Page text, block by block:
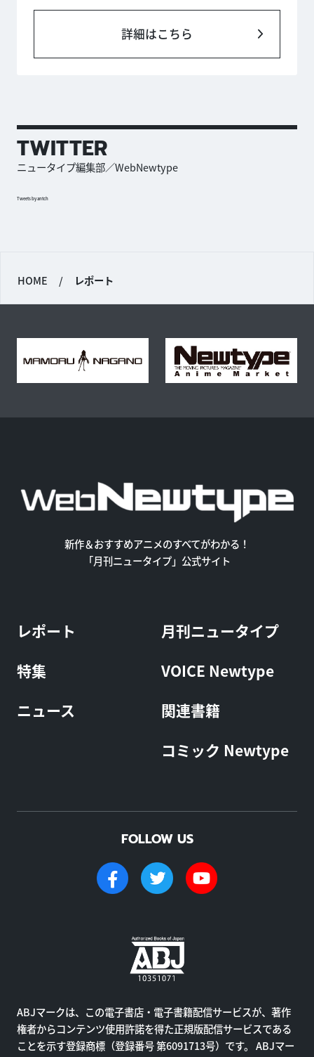
詳細はこちら
TWITTER
ニュータイプ編集部／WebNewtype
Tweets by antch
HOME / レポート
新作＆おすすめアニメのすべてがわかる！
「月刊ニュータイプ」公式サイト
レポート
特集
ニュース
月刊ニュータイプ
VOICE Newtype
関連書籍
コミック Newtype
FOLLOW US
ABJマークは、この電子書店・電子書籍配信サービスが、著作
権者からコンテンツ使用許諾を得た正規版配信サービスである
ことを示す登録商標（登録番号 第6091713号）です。 ABJマー